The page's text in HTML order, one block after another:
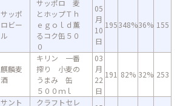
サッポ
ロビー
ル
サッポロ 麦
とホップＴｈ
ｅｇｏｌｄ薫
るコク缶５０
０
05
月
10
日
195348%36% 155
麒麟麦
酒
キリン 一番
搾り 小麦の
うまみ 缶
５００ｍｌ
03
月
22
日
191 82% 32% 253
サント クラフトセレ